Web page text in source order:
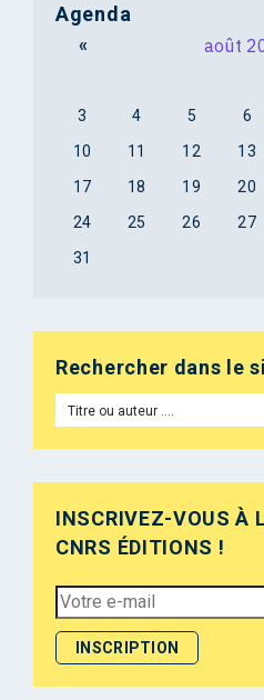
Agenda
« août
3
4 5 6
10
11 12 13
17
18 19 20
24
25 26 27
31
Rechercher dans le
INSCRIVEZ-VOUS À
CNRS ÉDITIONS !